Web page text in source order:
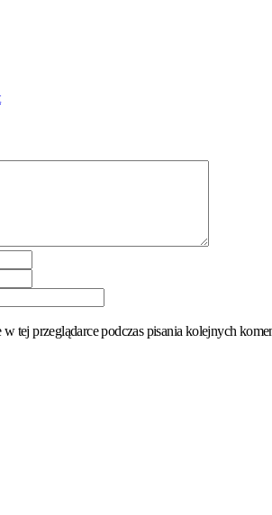
tej przeglądarce podczas pisania kolejnych